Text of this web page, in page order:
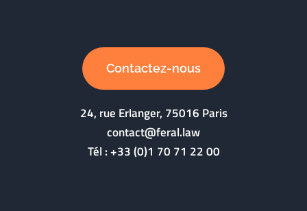
Contactez-nous
24, rue Erlanger, 75016 Paris
contact@feral.law
Tél :+33 (0)1 70 71 22 00